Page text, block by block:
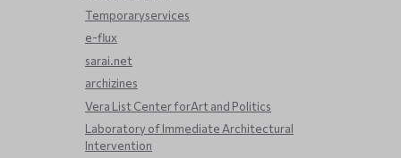
Temporaryservices
e-flux
sarai.net
archizines
Vera List Center forArt and Politics
Laboratory of Immediate Architectural
Intervention